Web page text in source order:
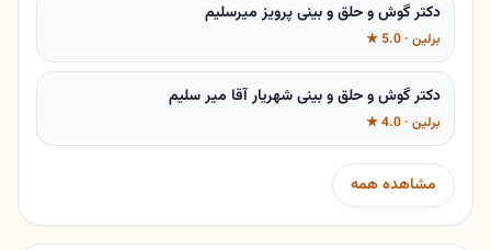
دکتر گوش و حلق و بینی پرویز میرسلیم
برلین · 5.0 ★
دکتر گوش و حلق و بینی شهریار آقا میر سلیم
برلین · 4.0 ★
مشاهده همه